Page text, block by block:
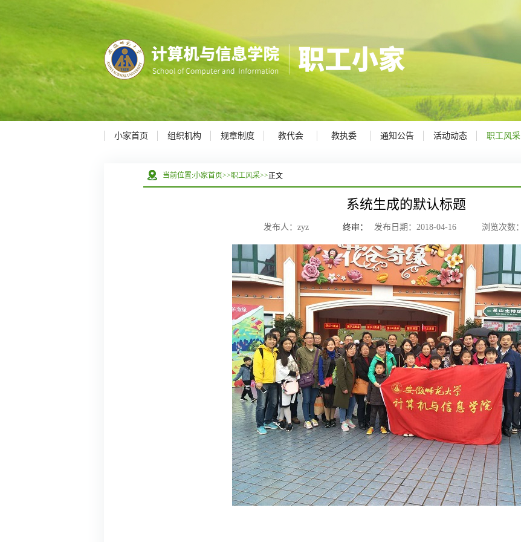
小家首页 组织机构 规章制度 教代会 教执委 通知公告 活动动态 职工风采
当前位置:小家首页>>职工风采>>正文
系统生成的默认标题
发布人：zyz 终审： 发布日期：2018-04-16 浏览次数：